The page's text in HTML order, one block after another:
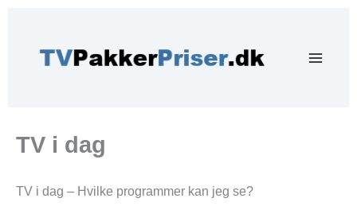
TV i dag
TV i dag – Hvilke programmer kan jeg se?